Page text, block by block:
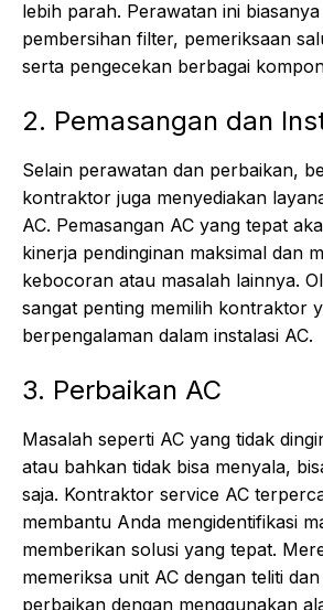
lebih parah. Perawatan ini
pembersihan filter, pemeriksaan
serta pengecekan berbagai
2. Pemasangan dan
Selain perawatan dan perbaikan,
kontraktor juga menyediakan
AC. Pemasangan AC yang tepat
kinerja pendinginan maksimal dan
kebocoran atau masalah lainnya.
sangat penting memilih kontraktor
berpengalaman dalam instalasi AC.
3. Perbaikan AC
Masalah seperti AC yang tidak
atau bahkan tidak bisa menyala,
saja. Kontraktor service AC
membantu Anda mengidentifikasi
memberikan solusi yang tepat.
memeriksa unit AC dengan teliti
perbaikan dengan menggunakan